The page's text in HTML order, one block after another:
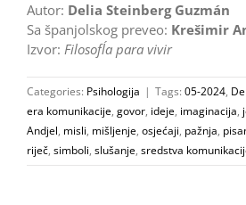
Autor: Delia Steinberg Guzmán
Sa španjolskog preveo: Krešimir
Izvor: Filosofĺa para vivir
Categories: Psihologija | Tags: 05-2024,
era komunikacije, govor, ideje, imaginacija,
Andjel, misli, mišljenje, osjećaji, pažnja,
riječ, simboli, slušanje, sredstva